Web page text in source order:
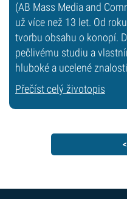
(AB Mass Media and
už více než 13 let. Od
tvorbu obsahu o konopí.
pečlivému studiu a
hluboké a ucelené
Přečíst celý životopis